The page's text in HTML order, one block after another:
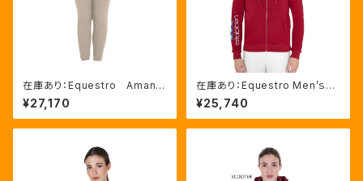
在庫あり：Equestro Amani
Kids' unisex スリムフィッ
ト キュロット（ETK00002）
¥27,170
在庫あり：Equestro Men’ｓマ
ルチロゴパーカー２色（ETM00
012S）
¥25,740